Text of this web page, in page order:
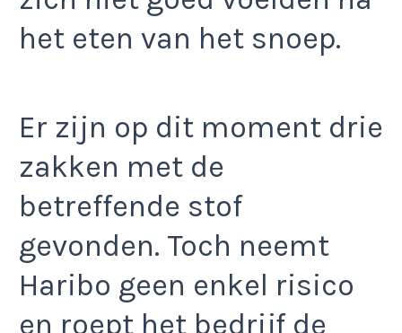
het eten van het snoep.
Er zijn op dit moment drie
zakken met de
betreffende stof
gevonden. Toch neemt
Haribo geen enkel risico
en roept het bedrijf de